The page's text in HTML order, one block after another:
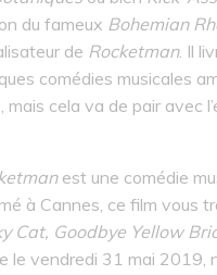
du fameux Bohemian
de Rocketman. Il
comédies musicales
mais cela va de pair avec
est une comédie
à Cannes, ce film vous
Cat, Goodbye Yellow
le vendredi 31 mai 2019,